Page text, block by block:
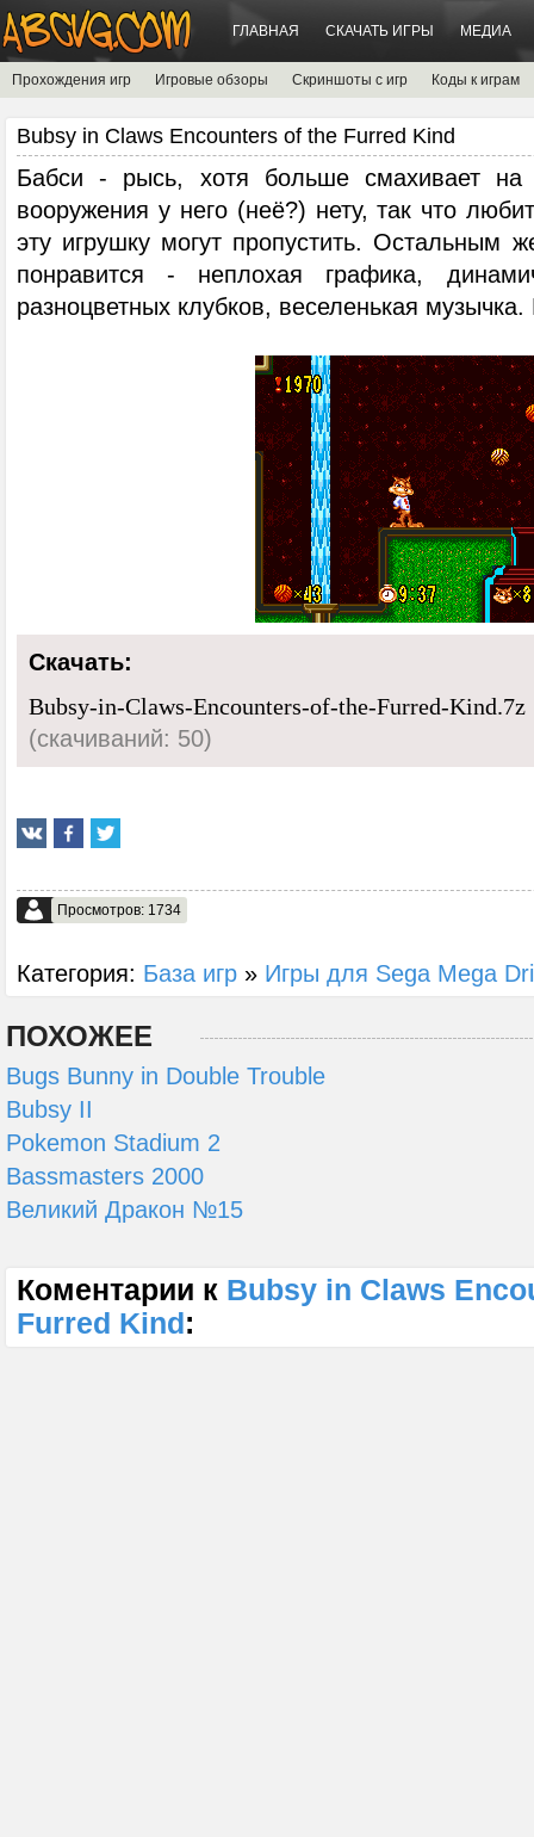
ГЛАВНАЯ СКАЧАТЬ ИГРЫ МЕДИА
Прохождения игр Игровые обзоры Скриншоты с игр Коды к играм
Bubsy in Claws Encounters of the Furred Kind
Бабси - рысь, хотя больше смахивает на
вооружения у него (неё?) нету, так что
эту игрушку могут пропустить. Остальным
понравится - неплохая графика,
разноцветных клубков, веселенькая
Скачать:
Bubsy-in-Claws-Encounters-of-the-Furred-Kind.7z
(cкачиваний: 50)
Просмотров: 1734
Категория: База игр » Игры для Sega Mega
ПОХОЖЕЕ
Bugs Bunny in Double Trouble
Bubsy II
Pokemon Stadium 2
Bassmasters 2000
Великий Дракон №15
Коментарии к Bubsy in Claws
Furred Kind :